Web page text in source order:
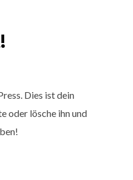
Dies ist dein
oder lösche ihn und